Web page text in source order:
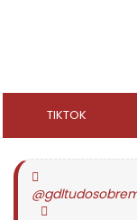
TIKTOK